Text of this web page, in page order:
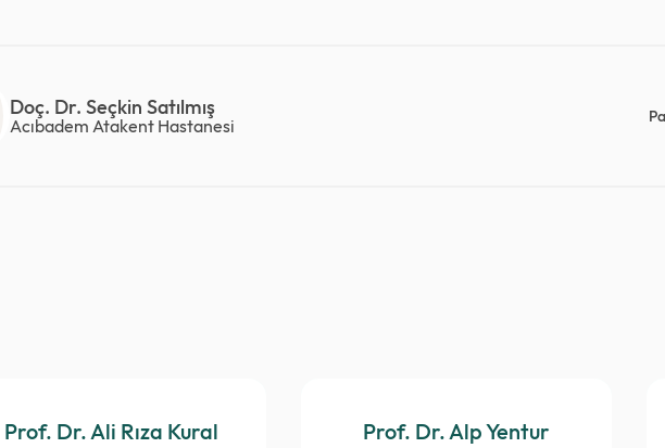
Doç. Dr. Seçkin Satılmış
Acıbadem Atakent Hastanesi
Prof. Dr. Ali Rıza Kural Prof. Dr. Alp Yentur